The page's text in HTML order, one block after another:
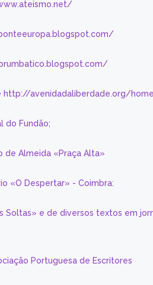
http://avenidadaliberdade.org/
do Fundão;
de Almeida «Praça Alta»
«O Despertar» - Coimbra:
Soltas» e de diversos textos em
Portuguesa de Escritores